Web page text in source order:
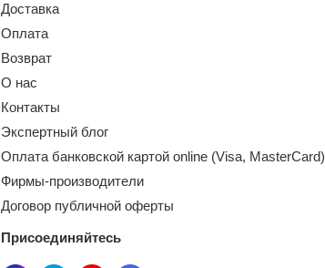
Доставка
Оплата
Возврат
О нас
Контакты
Экспертный блог
Оплата банковской картой online (Visa, MasterCard)
Фирмы-производители
Договор публичной оферты
Присоединяйтесь